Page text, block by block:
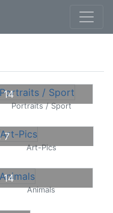
14
Portraits / Sport
7
Art-Pics
14
Animals